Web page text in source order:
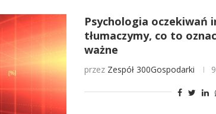
Psychologia oczekiwań
tłumaczymy, co to
ważne
przez Zespół 300Gospodarki